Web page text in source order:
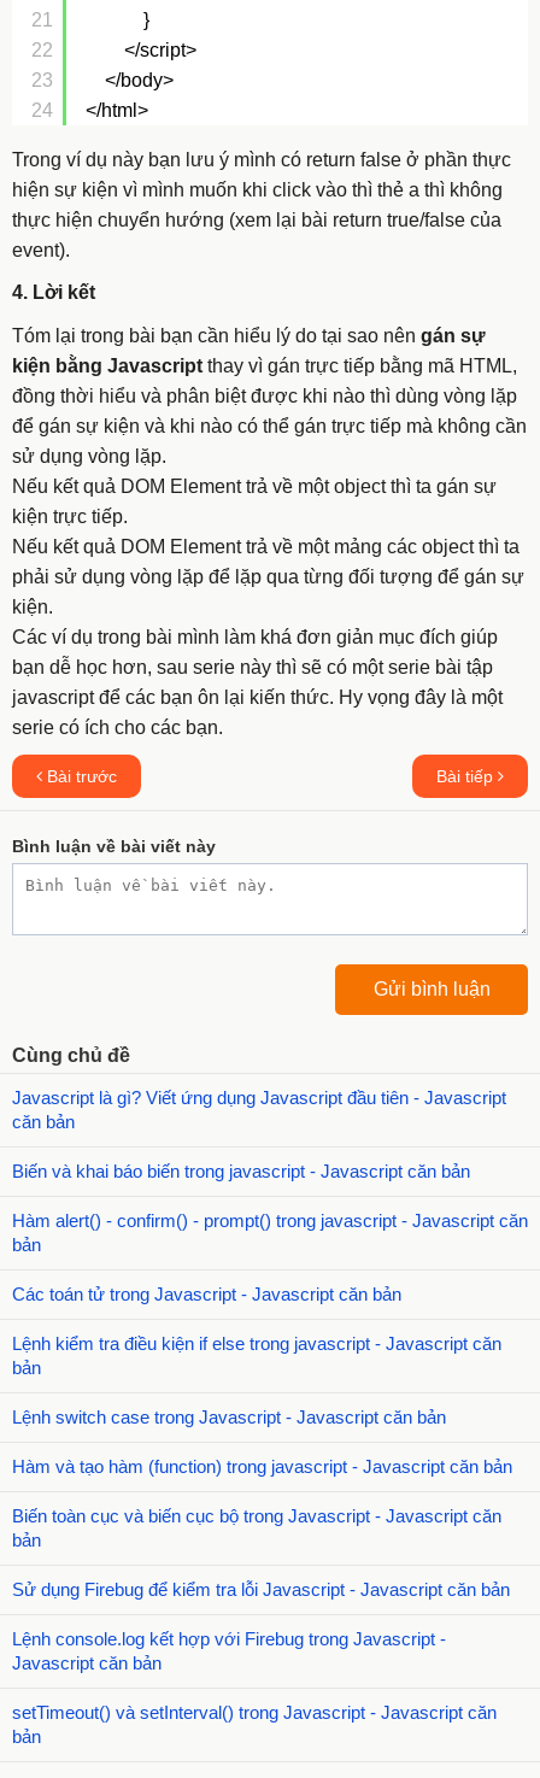
21
22
23
24
}
</script>
</body>
</html>
Trong ví dụ này bạn lưu ý mình có return false ở phần thực
hiện sự kiện vì mình muốn khi click vào thì thẻ a thì không
thực hiện chuyển hướng (xem lại bài return true/false của
event).
4. Lời kết
Tóm lại trong bài bạn cần hiểu lý do tại sao nên gán sự
kiện bằng Javascript thay vì gán trực tiếp bằng mã HTML,
đồng thời hiểu và phân biệt được khi nào thì dùng vòng lặp
để gán sự kiện và khi nào có thể gán trực tiếp mà không cần
sử dụng vòng lặp.
Nếu kết quả DOM Element trả về một object thì ta gán sự
kiện trực tiếp.
Nếu kết quả DOM Element trả về một mảng các object thì ta
phải sử dụng vòng lặp để lặp qua từng đối tượng để gán sự
kiện.
Các ví dụ trong bài mình làm khá đơn giản mục đích giúp
bạn dễ học hơn, sau serie này thì sẽ có một serie bài tập
javascript để các bạn ôn lại kiến thức. Hy vọng đây là một
serie có ích cho các bạn.
Bài trước Bài tiếp
Bình luận về bài viết này
Cùng chủ đề
Javascript là gì? Viết ứng dụng Javascript đầu tiên - Javascript
căn bản
Biến và khai báo biến trong javascript - Javascript căn bản
Hàm alert() - confirm() - prompt() trong javascript - Javascript căn
bản
Các toán tử trong Javascript - Javascript căn bản
Lệnh kiểm tra điều kiện if else trong javascript - Javascript căn
bản
Lệnh switch case trong Javascript - Javascript căn bản
Hàm và tạo hàm (function) trong javascript - Javascript căn bản
Biến toàn cục và biến cục bộ trong Javascript - Javascript căn
bản
Sử dụng Firebug để kiểm tra lỗi Javascript - Javascript căn bản
Lệnh console.log kết hợp với Firebug trong Javascript -
Javascript căn bản
setTimeout() và setInterval() trong Javascript - Javascript căn
bản